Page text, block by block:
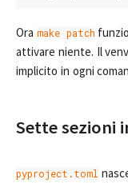
Ora make patch
attivare niente. Il
implicito in ogni
Sette sezioni
pyproject.toml